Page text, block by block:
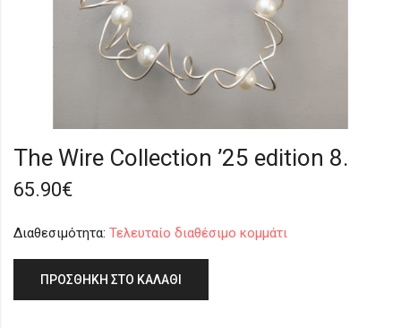
The Wire Collection ’25 edition 8.
65.90€
Διαθεσιμότητα: Τελευταίο διαθέσιμο κομμάτι
ΠΡΟΣΘΉΚΗ ΣΤΟ ΚΑΛΆΘΙ